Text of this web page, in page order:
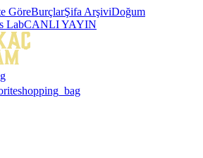
GöreBurçlarŞifa ArşiviDoğum
LabCANLI YAYIN
shopping_bag